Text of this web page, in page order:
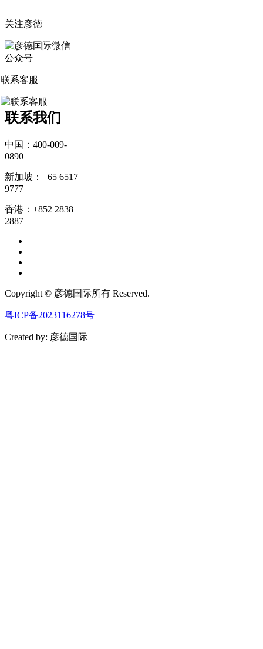
关注彦德
联系客服
联系我们
中国：400-009-
0890
新加坡：+65 6517
9777
香港：+852 2838
2887
Copyright © 彦德国际所有 Reserved.
粤ICP备2023116278号
Created by: 彦德国际